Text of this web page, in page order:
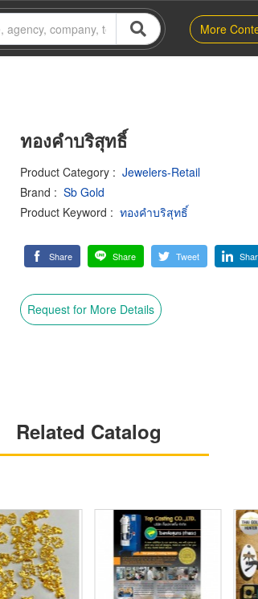
More
ทองคำบริสุทธิ์
Product Category : Jewelers-Retail
Brand : Sb Gold
Product Keyword : ทองคำบริสุทธิ์
Share Share Tweet
Request for More Details
Related Catalog